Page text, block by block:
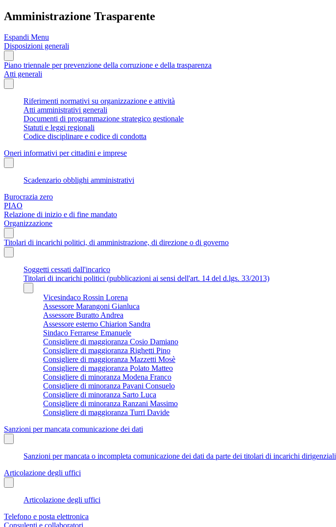
Amministrazione Trasparente
Espandi Menu
Disposizioni generali
Piano triennale per prevenzione della corruzione e della trasparenza
Atti generali
Riferimenti normativi su organizzazione e attività
Atti amministrativi generali
Documenti di programmazione strategico gestionale
Statuti e leggi regionali
Codice disciplinare e codice di condotta
Oneri informativi per cittadini e imprese
Scadenzario obblighi amministrativi
Burocrazia zero
PIAO
Relazione di inizio e di fine mandato
Organizzazione
Titolari di incarichi politici, di amministrazione, di direzione o di governo
Soggetti cessati dall'incarico
Titolari di incarichi politici (pubblicazioni ai sensi dell'art. 14 del d.lgs. 33/2013)
Vicesindaco Rossin Lorena
Assessore Marangoni Gianluca
Assessore Buratto Andrea
Assessore esterno Chiarion Sandra
Sindaco Ferrarese Emanuele
Consigliere di maggioranza Cosio Damiano
Consigliere di maggioranza Righetti Pino
Consigliere di maggioranza Mazzetti Mosè
Consigliere di maggioranza Polato Matteo
Consigliere di minoranza Modena Franco
Consigliere di minoranza Pavani Consuelo
Consigliere di minoranza Sarto Luca
Consigliere di minoranza Ranzani Massimo
Consigliere di maggioranza Turri Davide
Sanzioni per mancata comunicazione dei dati
Sanzioni per mancata o incompleta comunicazione dei dati da parte dei titolari di incarichi dirigenziali
Articolazione degli uffici
Articolazione degli uffici
Telefono e posta elettronica
Consulenti e collaboratori